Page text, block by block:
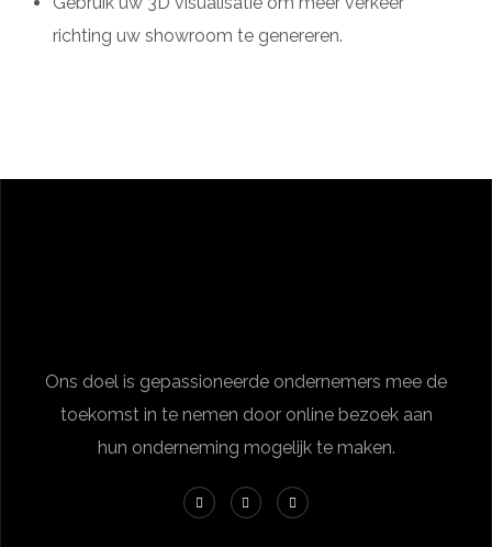
richting uw showroom te genereren.
Ons doel is gepassioneerde ondernemers mee de
toekomst in te nemen door online bezoek aan
hun onderneming mogelijk te maken.